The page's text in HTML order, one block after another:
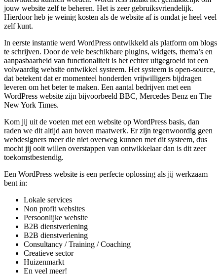
jouw website zelf te beheren. Het is zeer gebruiksvriendelijk.
Hierdoor heb je weinig kosten als de website af is omdat je heel veel
zelf kunt.
In eerste instantie werd WordPress ontwikkeld als platform om blogs
te schrijven. Door de vele beschikbare plugins, widgets, thema’s en
aanpasbaarheid van functionaliteit is het echter uitgegroeid tot een
volwaardig website ontwikkel systeem. Het systeem is open-source,
dat betekent dat er momenteel honderden vrijwilligers bijdragen
leveren om het beter te maken. Een aantal bedrijven met een
WordPress website zijn bijvoorbeeld BBC, Mercedes Benz en The
New York Times.
Kom jij uit de voeten met een website op WordPress basis, dan
raden we dit altijd aan boven maatwerk. Er zijn tegenwoordig geen
webdesigners meer die niet overweg kunnen met dit systeem, dus
mocht jij ooit willen overstappen van ontwikkelaar dan is dit zeer
toekomstbestendig.
Een WordPress website is een perfecte oplossing als jij werkzaam
bent in:
Lokale services
Non profit websites
Persoonlijke website
B2B dienstverlening
B2B dienstverlening
Consultancy / Training / Coaching
Creatieve sector
Huizenmarkt
En veel meer!